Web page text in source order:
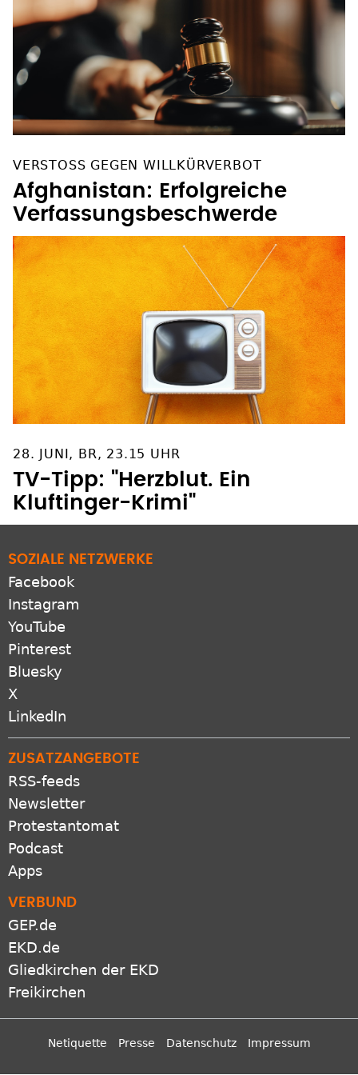
VERSTOSS GEGEN WILLKÜRVERBOT
Afghanistan: Erfolgreiche
Verfassungsbeschwerde
28. JUNI, BR, 23.15 UHR
TV-Tipp: "Herzblut. Ein
Kluftinger-Krimi"
SOZIALE NETZWERKE
Instagram
YouTube
Pinterest
Bluesky
X
LinkedIn
ZUSATZANGEBOTE
Newsletter
Protestantomat
Podcast
Apps
VERBUND
EKD.de
Gliedkirchen der EKD
Freikirchen